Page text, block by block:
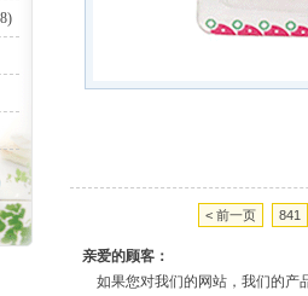
< 前一页 841
亲爱的顾客：
如果您对我们的网站，我们的产